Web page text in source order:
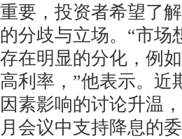
重要，投资者希望了
的分歧与立场。“市场
存在明显的分化，例
高利率，”他表示。近
因素影响的讨论升温
月会议中支持降息的